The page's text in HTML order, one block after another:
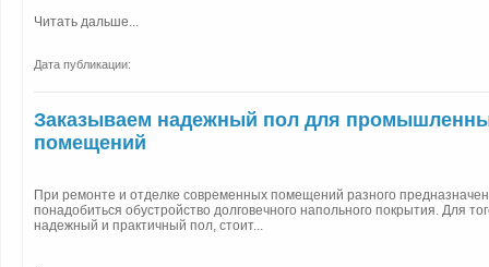
Читать дальше...
Дата публикации:
Заказываем надежный пол для
помещений
При ремонте и отделке современных помещений разного
понадобиться обустройство долговечного напольного покрытия. Для
надежный и практичный пол, стоит...